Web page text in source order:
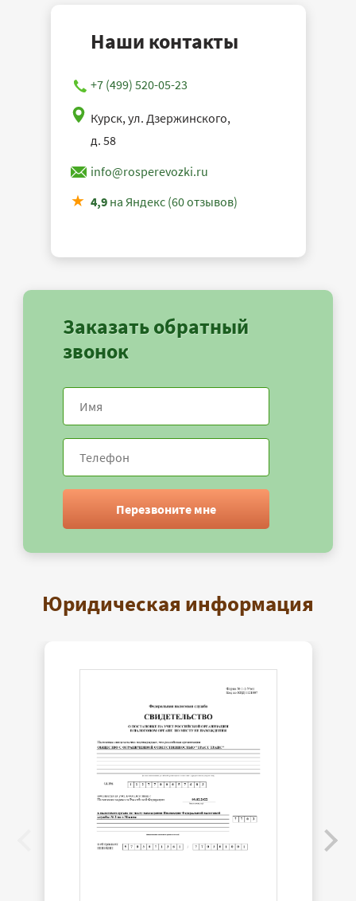
Наши контакты
+7 (499) 520-05-23
Курск, ул. Дзержинского,
д. 58
info@rosperevozki.ru
4,9на Яндекс (60 отзывов)
Заказать обратный
звонок
Перезвоните мне
Юридическая информация